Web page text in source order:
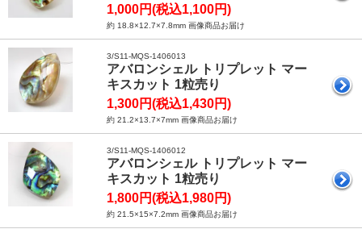
1,000円(税込1,100円)
約 18.8×12.7×7.8mm 画像商品お届け
3/S11-MQS-1406013
アバロンシェル トリプレット マー
キスカット 1粒売り
1,300円(税込1,430円)
約 21.2×13.7×7mm 画像商品お届け
3/S11-MQS-1406012
アバロンシェル トリプレット マー
キスカット 1粒売り
1,800円(税込1,980円)
約 21.5×15×7.2mm 画像商品お届け